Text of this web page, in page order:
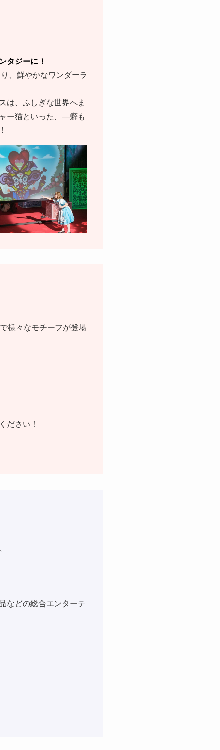
タジーに！
、鮮やかなワンダーラ
は、ふしぎな世界へま
ー猫といった、―癖も
様々なモチーフが登場
ださい！
などの総合エンターテ